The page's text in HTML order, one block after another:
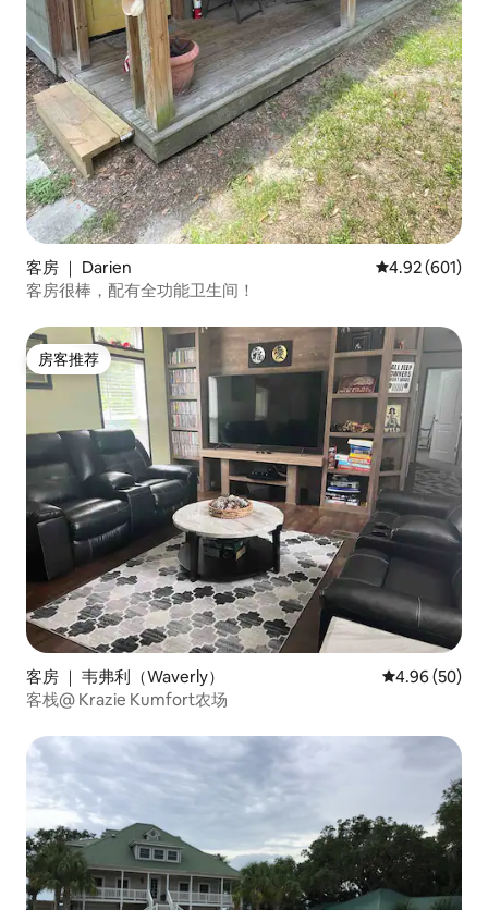
客房 ｜ Darien 平均评分 4.92
4.92 (601)
客房很棒，配有全功能卫生间！
房客推荐
房客推荐
客房 ｜ 韦弗利（Waverly） 平均评分 4.96
4.96 (50)
客栈@ Krazie Kumfort农场